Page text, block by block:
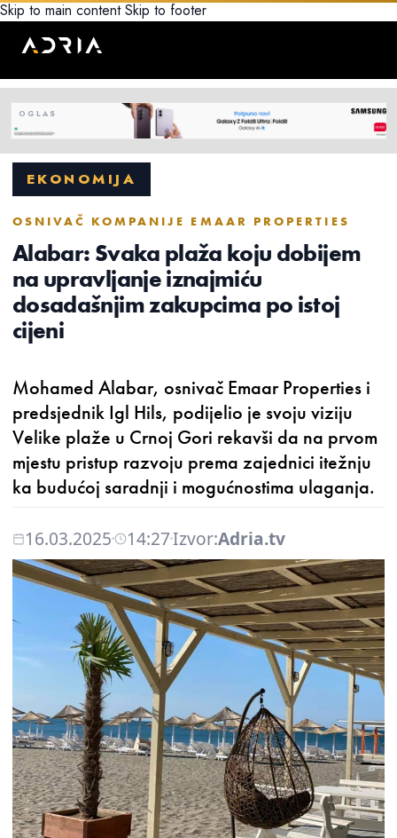
Skip to main content Skip to footer
EKONOMIJA
OSNIVAČ KOMPANIJE EMAAR PROPERTIES
Alabar: Svaka plaža koju dobijem
na upravljanje iznajmiću
dosadašnjim zakupcima po istoj
cijeni
Mohamed Alabar, osnivač Emaar Properties i
predsjednik Igl Hils, podijelio je svoju viziju
Velike plaže u Crnoj Gori rekavši da na prvom
mjestu pristup razvoju prema zajednici itežnju
ka budućoj saradnji i mogućnostima ulaganja.
16.03.2025 14:27Izvor:Adria.tv